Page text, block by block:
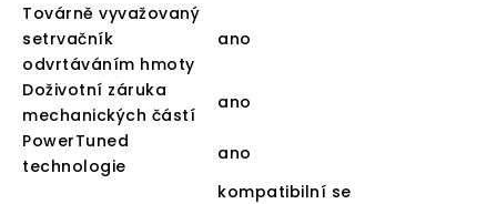
Továrně vyvažovaný
setrvačník
odvrtáváním hmoty
ano
Doživotní záruka
mechanických částí
ano
PowerTuned
technologie
ano
kompatibilní se